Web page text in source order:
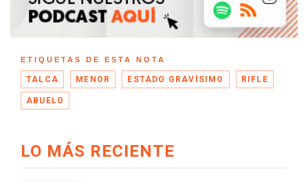
ETIQUETAS DE ESTA NOTA
TALCA MENOR ESTADO GRAVÍSIMO RIFLE
ABUELO
LO MÁS RECIENTE